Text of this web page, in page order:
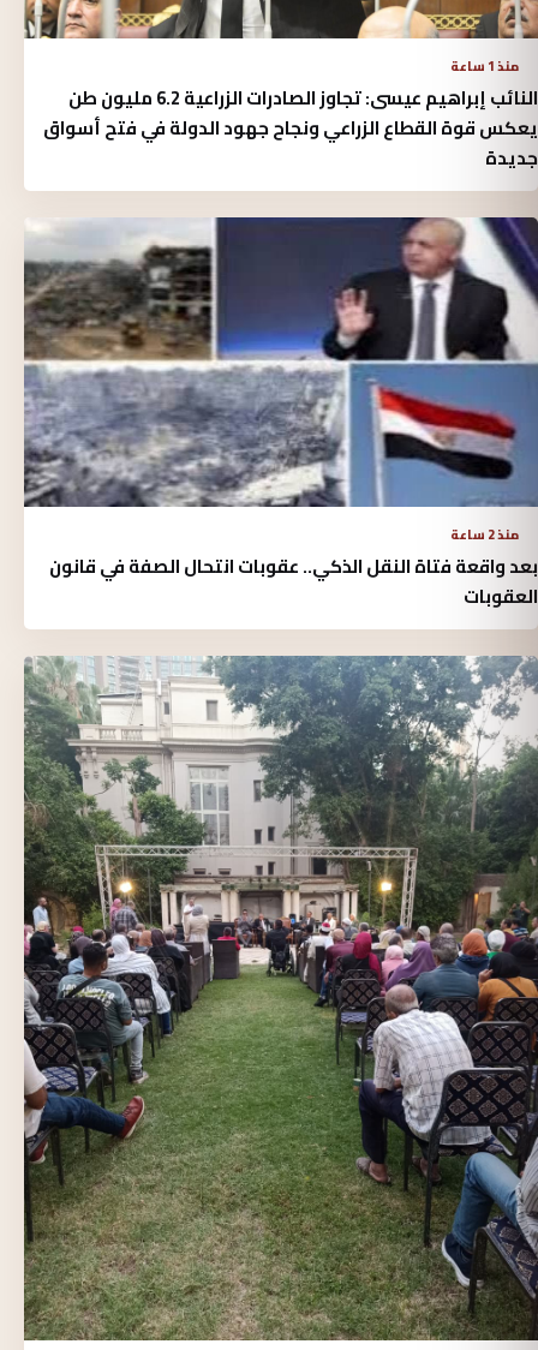
منذ 1 ساعة
النائب إبراهيم عيسى: تجاوز الصادرات الزراعية 6.2 مليون طن
يعكس قوة القطاع الزراعي ونجاح جهود الدولة في فتح أسواق
جديدة
منذ 2 ساعة
بعد واقعة فتاة النقل الذكي.. عقوبات انتحال الصفة في قانون
العقوبات